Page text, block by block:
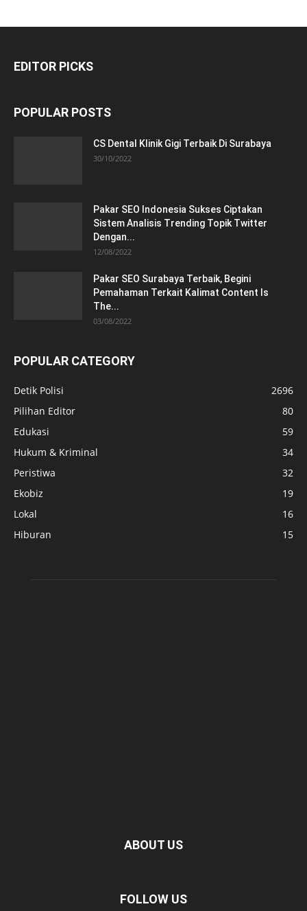
EDITOR PICKS
POPULAR POSTS
CS Dental Klinik Gigi Terbaik Di Surabaya
30/10/2022
Pakar SEO Indonesia Sukses Ciptakan
Sistem Analisis Trending Topik Twitter
Dengan...
12/08/2022
Pakar SEO Surabaya Terbaik, Begini
Pemahaman Terkait Kalimat Content Is
The...
03/08/2022
POPULAR CATEGORY
Detik Polisi
2696
Pilihan Editor
80
Edukasi
59
Hukum & Kriminal
34
Peristiwa
32
Ekobiz
19
Lokal
16
Hiburan
15
ABOUT US
FOLLOW US